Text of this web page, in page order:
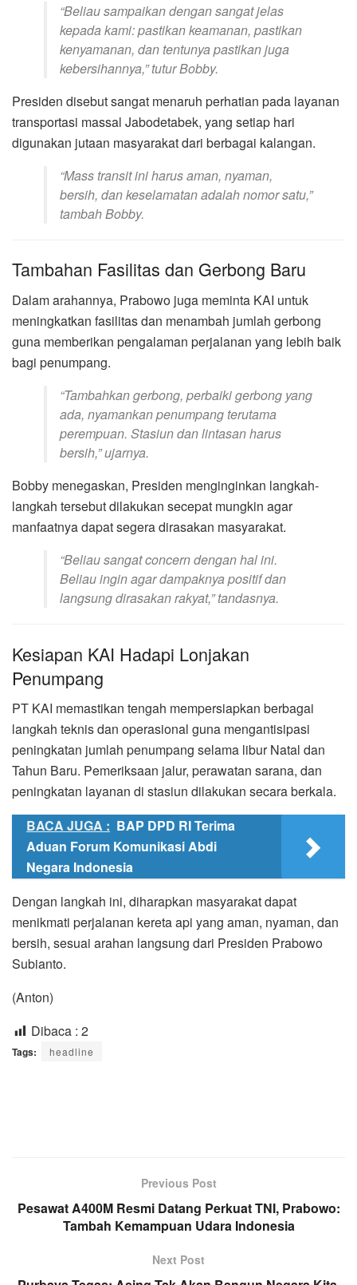
“Beliau sampaikan dengan sangat jelas
kepada kami: pastikan keamanan, pastikan
kenyamanan, dan tentunya pastikan juga
kebersihannya,” tutur Bobby.
Presiden disebut sangat menaruh perhatian pada layanan
transportasi massal Jabodetabek, yang setiap hari
digunakan jutaan masyarakat dari berbagai kalangan.
“Mass transit ini harus aman, nyaman,
bersih, dan keselamatan adalah nomor satu,”
tambah Bobby.
Tambahan Fasilitas dan Gerbong Baru
Dalam arahannya, Prabowo juga meminta KAI untuk
meningkatkan fasilitas dan menambah jumlah gerbong
guna memberikan pengalaman perjalanan yang lebih baik
bagi penumpang.
“Tambahkan gerbong, perbaiki gerbong yang
ada, nyamankan penumpang terutama
perempuan. Stasiun dan lintasan harus
bersih,” ujarnya.
Bobby menegaskan, Presiden menginginkan langkah-
langkah tersebut dilakukan secepat mungkin agar
manfaatnya dapat segera dirasakan masyarakat.
“Beliau sangat concern dengan hal ini.
Beliau ingin agar dampaknya positif dan
langsung dirasakan rakyat,” tandasnya.
Kesiapan KAI Hadapi Lonjakan
Penumpang
PT KAI memastikan tengah mempersiapkan berbagai
langkah teknis dan operasional guna mengantisipasi
peningkatan jumlah penumpang selama libur Natal dan
Tahun Baru. Pemeriksaan jalur, perawatan sarana, dan
peningkatan layanan di stasiun dilakukan secara berkala.
BACA JUGA : BAP DPD RI Terima
Aduan Forum Komunikasi Abdi
Negara Indonesia
Dengan langkah ini, diharapkan masyarakat dapat
menikmati perjalanan kereta api yang aman, nyaman, dan
bersih, sesuai arahan langsung dari Presiden Prabowo
Subianto.
(Anton)
Dibaca : 2
Tags: headline
Previous Post
Pesawat A400M Resmi Datang Perkuat TNI, Prabowo:
Tambah Kemampuan Udara Indonesia
Next Post